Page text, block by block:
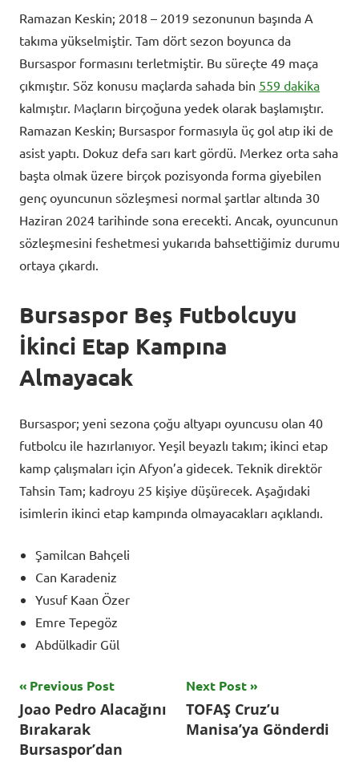
Ramazan Keskin; 2018 – 2019 sezonunun başında A
takıma yükselmiştir. Tam dört sezon boyunca da
Bursaspor formasını terletmiştir. Bu süreçte 49 maça
çıkmıştır. Söz konusu maçlarda sahada bin 559 dakika
kalmıştır. Maçların birçoğuna yedek olarak başlamıştır.
Ramazan Keskin; Bursaspor formasıyla üç gol atıp iki de
asist yaptı. Dokuz defa sarı kart gördü. Merkez orta saha
başta olmak üzere birçok pozisyonda forma giyebilen
genç oyuncunun sözleşmesi normal şartlar altında 30
Haziran 2024 tarihinde sona erecekti. Ancak, oyuncunun
sözleşmesini feshetmesi yukarıda bahsettiğimiz durumu
ortaya çıkardı.
Bursaspor Beş Futbolcuyu
İkinci Etap Kampına
Almayacak
Bursaspor; yeni sezona çoğu altyapı oyuncusu olan 40
futbolcu ile hazırlanıyor. Yeşil beyazlı takım; ikinci etap
kamp çalışmaları için Afyon’a gidecek. Teknik direktör
Tahsin Tam; kadroyu 25 kişiye düşürecek. Aşağıdaki
isimlerin ikinci etap kampında olmayacakları açıklandı.
Şamilcan Bahçeli
Can Karadeniz
Yusuf Kaan Özer
Emre Tepegöz
Abdülkadir Gül
Tagged
with
Bursa,
Bursa
Yazı
gezinmesi
Previous Post
Joao Pedro Alacağını
Bırakarak
Bursaspor’dan
Next Post
TOFAŞ Cruz’u
Manisa’ya Gönderdi